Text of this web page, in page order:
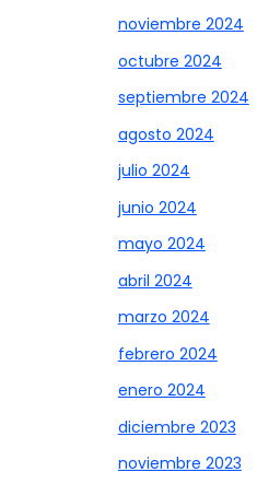
noviembre 2024
octubre 2024
septiembre 2024
agosto 2024
julio 2024
junio 2024
mayo 2024
abril 2024
marzo 2024
febrero 2024
enero 2024
diciembre 2023
noviembre 2023